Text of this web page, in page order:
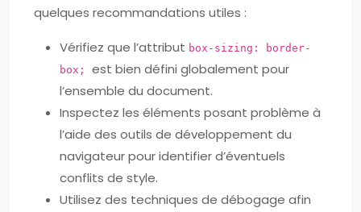
quelques recommandations utiles :
Vérifiez que l’attribut box-sizing: border-
box; est bien défini globalement pour
l’ensemble du document.
Inspectez les éléments posant problème à
l’aide des outils de développement du
navigateur pour identifier d’éventuels
conflits de style.
Utilisez des techniques de débogage afin